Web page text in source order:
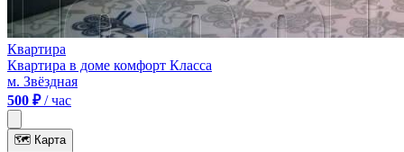
Квартира
Квартира в доме комфорт Класса
м. Звёздная
500 ₽/ час
🗺 Карта